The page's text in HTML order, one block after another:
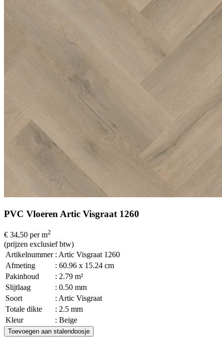
PVC Vloeren Artic Visgraat 1260
€ 34,50 per m2
(prijzen exclusief btw)
Artikelnummer : Artic Visgraat 1260
Afmeting
: 60.96 x 15.24 cm
Pakinhoud
: 2.79 m²
Slijtlaag
: 0.50 mm
Soort
: Artic Visgraat
Totale dikte
: 2.5 mm
Kleur
: Beige
Toevoegen aan stalendoosje